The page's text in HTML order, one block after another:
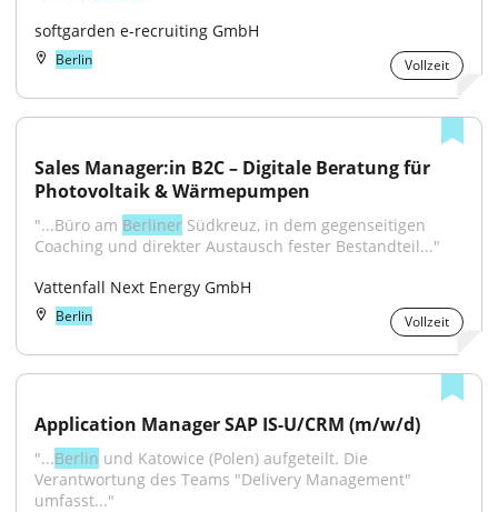
softgarden e-recruiting GmbH
Berlin Vollzeit
Sales Manager:in B2C – Digitale Beratung für
Photovoltaik & Wärmepumpen
"...Büro am Berliner Südkreuz, in dem gegenseitigen
Coaching und direkter Austausch fester Bestandteil..."
Vattenfall Next Energy GmbH
Berlin Vollzeit
Application Manager SAP IS-U/CRM (m/w/d)
"...Berlin und Katowice (Polen) aufgeteilt. Die
Verantwortung des Teams "Delivery Management"
umfasst..."